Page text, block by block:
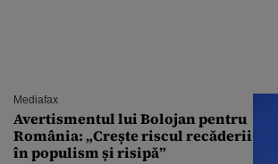
Mediafax
Avertismentul lui Bolojan pentru
România: „Crește riscul recăderii
în populism și risipă”